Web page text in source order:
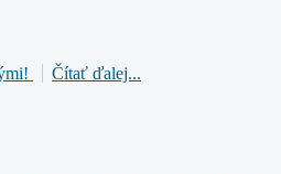
Čítať ďalej...